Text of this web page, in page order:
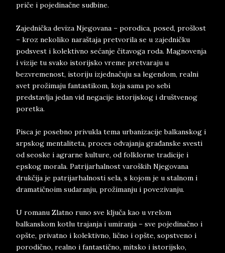
priče i pojedinačne sudbine.
Zajednička deviza Njegovana – porodica, posed, prošlost
– kroz nekoliko naraštaja pretvorila se u zajedničku
podsvest i kolektivno sećanje čitavoga roda. Magnovenja
i vizije tu svako istorijsko vreme pretvaraju u
bezvremenost, istoriju izjednačuju sa legendom, realni
svet prožimaju fantastikom, koja sama po sebi
predstavlja jedan vid negacije istorijskog i društvenog
poretka.
Pisca je posebno privukla tema urbanizacije balkanskog i
srpskog mentaliteta, proces odvajanja građanske svesti
od seoske i agrarne kulture, od folklorne tradicije i
epskog morala. Patrijarhalnost varoških Njegovana
drukčija je patrijarhalnosti sela, s kojom je u stalnom i
dramatičnoim sudaranju, prožimanju i povezivanju.
U romanu Zlatno runo sve ključa kao u vrelom
balkanskom kotlu trajanja i umiranja – sve pojedinačno i
opšte, privatno i kolektivno, lično i opšte, sopstveno i
porodično, realno i fantastično, mitsko i istorijsko,